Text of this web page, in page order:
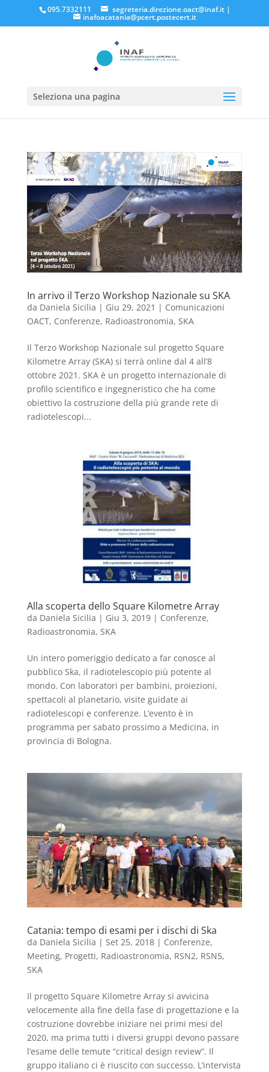
095.7332111 segreteria.direzione.oact@inaf.it|
inafoacatania@pcert.postecert.it
Seleziona una pagina
In arrivo il Terzo Workshop Nazionale su SKA
da Daniela Sicilia | Giu 29, 2021 | Comunicazioni
OACT, Conferenze, Radioastronomia, SKA
Il Terzo Workshop Nazionale sul progetto Square
Kilometre Array (SKA) si terrà online dal 4 all’8
ottobre 2021. SKA è un progetto internazionale di
profilo scientifico e ingegneristico che ha come
obiettivo la costruzione della più grande rete di
radiotelescopi...
Alla scoperta dello Square Kilometre Array
da Daniela Sicilia | Giu 3, 2019| Conferenze,
Radioastronomia, SKA
Un intero pomeriggio dedicato a far conosce al
pubblico Ska, il radiotelescopio più potente al
mondo. Con laboratori per bambini, proiezioni,
spettacoli al planetario, visite guidate ai
radiotelescopi e conferenze. L’evento è in
programma per sabato prossimo a Medicina, in
provincia di Bologna.
Catania: tempo di esami per i dischi di Ska
da Daniela Sicilia | Set 25, 2018| Conferenze,
Meeting, Progetti, Radioastronomia, RSN2, RSN5,
SKA
Il progetto Square Kilometre Array si avvicina
velocemente alla fine della fase di progettazione e la
costruzione dovrebbe iniziare nei primi mesi del
2020, ma prima tutti i diversi gruppi devono passare
l’esame delle temute “critical design review”. Il
gruppo italiano ci è riuscito con successo. L’intervista